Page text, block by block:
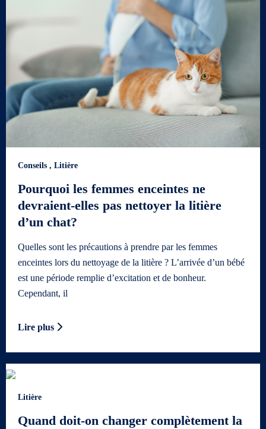
Conseils , Litière
Pourquoi les femmes enceintes ne
devraient-elles pas nettoyer la litière
d’un chat?
Quelles sont les précautions à prendre par les femmes
enceintes lors du nettoyage de la litière ? L’arrivée d’un bébé
est une période remplie d’excitation et de bonheur.
Cependant, il
Lire plus
Litière
Quand doit-on changer complètement la